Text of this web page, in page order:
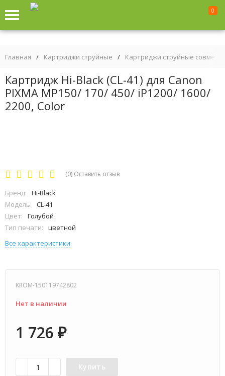
0
Главная / Картриджи струйные / Картриджи струйные
Картридж Hi-Black (CL-41) для Canon
PIXMA MP150/ 170/ 450/ iP1200/ 1600/
2200, Color
(0) Оставить отзыв
Бренд:
Hi-Black
Модель:
CL-41
Цвет:
Голубой
Тип печати:
цветной
Все характеристики
KROM-150119742802
Нет в наличии
1 726 ₽
Купить